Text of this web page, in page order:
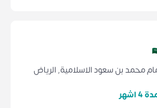
محمد بن سعود الاسلامية, الرياض